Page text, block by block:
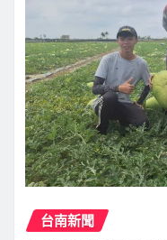
台南新聞